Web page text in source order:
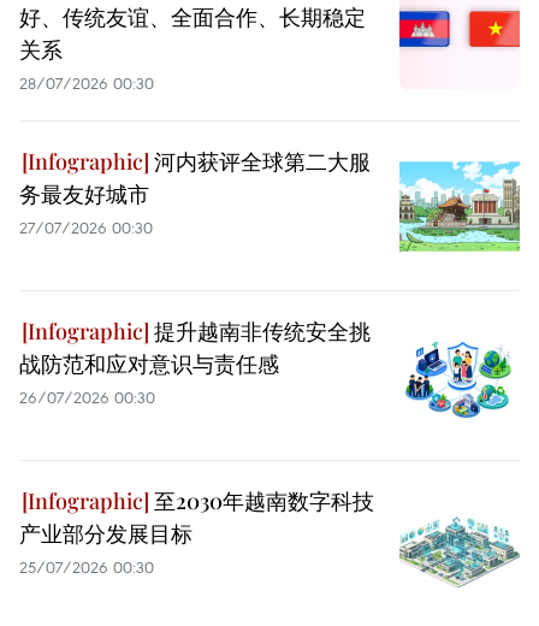
好、传统友谊、全面合作、长期稳定
关系
28/07/2026 00:30
河内获评全球第二大服
务最友好城市
27/07/2026 00:30
提升越南非传统安全挑
战防范和应对意识与责任感
26/07/2026 00:30
至2030年越南数字科技
产业部分发展目标
25/07/2026 00:30